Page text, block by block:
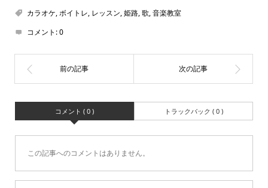
カラオケ,ボイトレ, レッスン,姫路,歌,音楽教室
コメント:0
コメント ( 0 ) トラックバック ( 0 )
この記事へのコメントはありません。